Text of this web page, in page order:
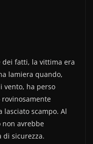
dei fatti, la vittima era
lamiera quando,
vento, ha perso
lasciato scampo. Al
non avrebbe
di sicurezza.